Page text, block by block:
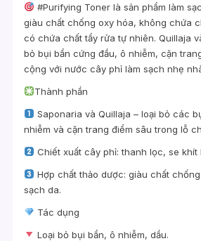
#Purifying Toner là sản phẩm làm
giàu chất chống oxy hóa, không chứa
có chứa chất tẩy rửa tự nhiên. Quillaja
bỏ bụi bẩn cứng đầu, ô nhiễm, cặn
cộng với nước cây phỉ làm sạch nhẹ
Thành phần
Saponaria và Quillaja – loại bỏ các
nhiễm và cặn trang điểm sâu trong lỗ
Chiết xuất cây phỉ: thanh lọc, se khít
Hợp chất thảo dược: giàu chất
sạch da.
Tác dụng
Loại bỏ bụi bẩn, ô nhiễm, dầu.